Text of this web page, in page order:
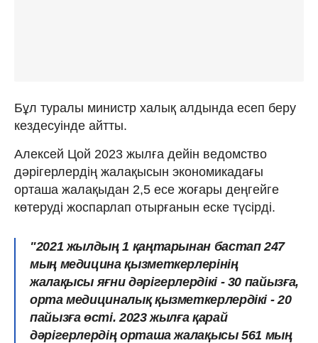
Бұл туралы министр халық алдында есеп беру
кездесуінде айтты.
Алексей Цой 2023 жылға дейін ведомство
дәрігерлердің жалақысын экономикадағы
орташа жалақыдан 2,5 есе жоғары деңгейге
көтеруді жоспарлап отырғанын еске түсірді.
"2021 жылдың 1 қаңтарынан бастап 247
мың медицина қызметкерлерінің
жалақысы яғни дәрігерлердікі - 30 пайызға,
орта медициналық қызметкерлердікі - 20
пайызға өсті. 2023 жылға қарай
дәрігерлердің орташа жалақысы 561 мың